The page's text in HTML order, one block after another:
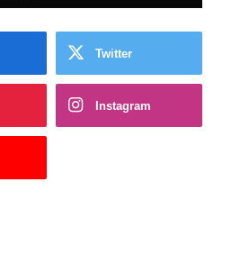
Twitter
Instagram